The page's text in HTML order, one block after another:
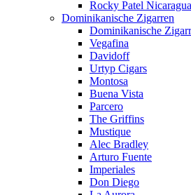
Rocky Patel Nicaragua
Dominikanische Zigarren
Dominikanische
Vegafina
Davidoff
Urtyp Cigars
Montosa
Buena Vista
Parcero
The Griffins
Mustique
Alec Bradley
Arturo Fuente
Imperiales
Don Diego